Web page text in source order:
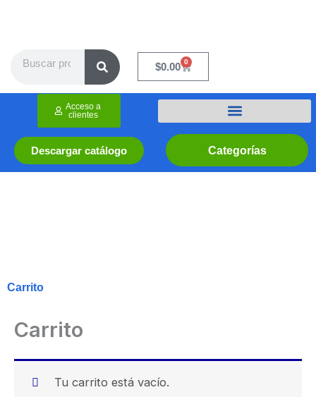
$0.00 0
Cart
Categorías
Descargar catálogo
Acceso a
clientes
Carrito
Carrito
Tu carrito está vacío.